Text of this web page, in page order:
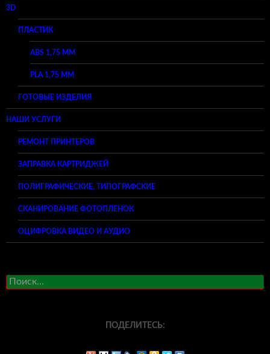
3D
ПЛАСТИК
ABS 1,75 ММ
PLA 1,75 ММ
ГОТОВЫЕ ИЗДЕЛИЯ
НАШИ УСЛУГИ
РЕМОНТ ПРИНТЕРОВ
ЗАПРАВКА КАРТРИДЖЕЙ
ПОЛИГРАФИЧЕСКИЕ, ТИПОГРАФСКИЕ
СКАНИРОВАНИЕ ФОТОПЛЕНОК
ОЦИФРОВКА ВИДЕО И АУДИО
Найти:
ПОДЕЛИТЕСЬ: